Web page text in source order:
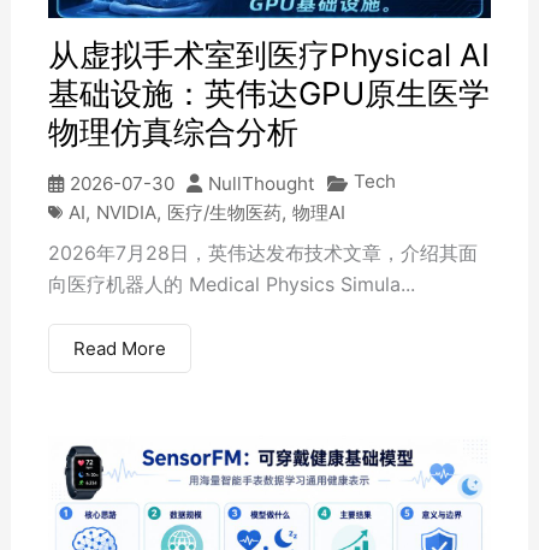
从虚拟手术室到医疗Physical AI
基础设施：英伟达GPU原生医学
物理仿真综合分析
2026-07-30 NullThought
Tech
AI, NVIDIA, 医疗/生物医药, 物理AI
2026年7月28日，英伟达发布技术文章，介绍其面
向医疗机器人的 Medical Physics Simula...
Read More